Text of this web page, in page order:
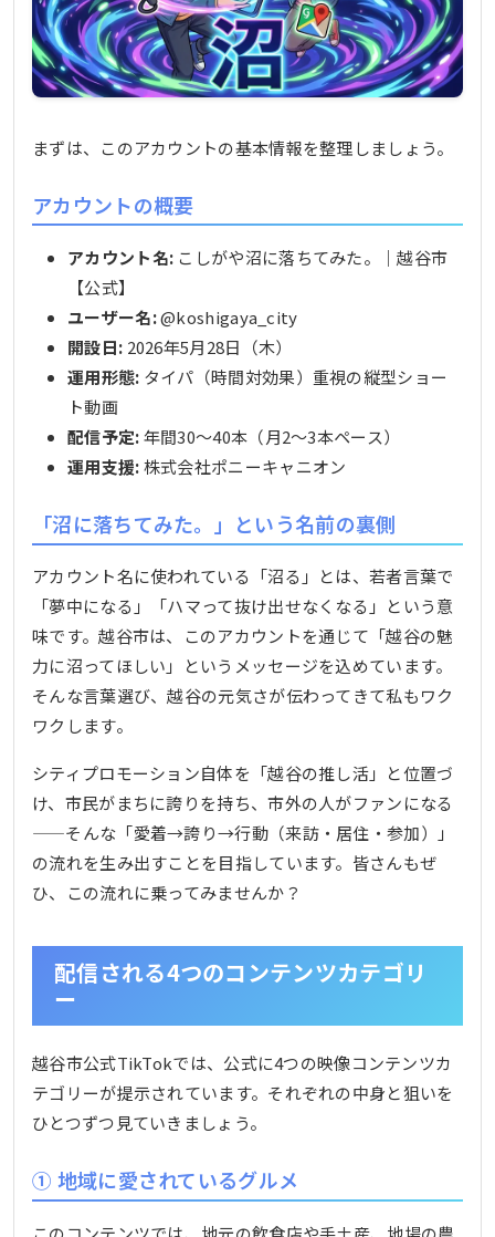
まずは、このアカウントの基本情報を整理しましょう。
アカウントの概要
アカウント名: こしがや沼に落ちてみた。｜越谷市
【公式】
ユーザー名:@koshigaya_city
開設日: 2026年5月28日（木）
運用形態: タイパ（時間対効果）重視の縦型ショー
ト動画
配信予定:年間30〜40本（月2〜3本ペース）
運用支援:株式会社ポニーキャニオン
「沼に落ちてみた。」という名前の裏側
アカウント名に使われている「沼る」とは、若者言葉で
「夢中になる」「ハマって抜け出せなくなる」という意
味です。越谷市は、このアカウントを通じて「越谷の魅
力に沼ってほしい」というメッセージを込めています。
そんな言葉選び、越谷の元気さが伝わってきて私もワク
ワクします。
シティプロモーション自体を「越谷の推し活」と位置づ
け、市民がまちに誇りを持ち、市外の人がファンになる
——そんな「愛着→誇り→行動（来訪・居住・参加）」
の流れを生み出すことを目指しています。皆さんもぜ
ひ、この流れに乗ってみませんか？
配信される4つのコンテンツカテゴリ
ー
越谷市公式TikTokでは、公式に4つの映像コンテンツカ
テゴリーが提示されています。それぞれの中身と狙いを
ひとつずつ見ていきましょう。
① 地域に愛されているグルメ